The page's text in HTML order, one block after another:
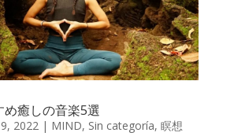
癒しの音楽5選
2022| MIND, Sin categoría, 瞑想